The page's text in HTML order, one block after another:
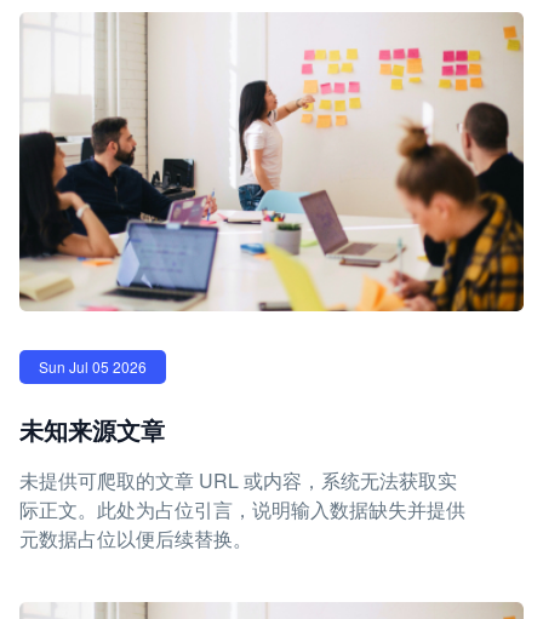
Sun Jul 05 2026
未知来源文章
未提供可爬取的文章 URL 或内容，系统无法获取实
际正文。此处为占位引言，说明输入数据缺失并提供
元数据占位以便后续替换。